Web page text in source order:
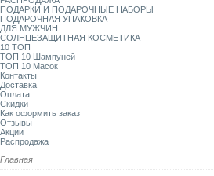
ПОДАРКИ И ПОДАРОЧНЫЕ НАБОРЫ
ПОДАРОЧНАЯ УПАКОВКА
ДЛЯ МУЖЧИН
СОЛНЦЕЗАЩИТНАЯ КОСМЕТИКА
10 ТОП
ТОП 10 Шампуней
ТОП 10 Масок
Контакты
Доставка
Оплата
Скидки
Как оформить заказ
Отзывы
Акции
Распродажа
Главная